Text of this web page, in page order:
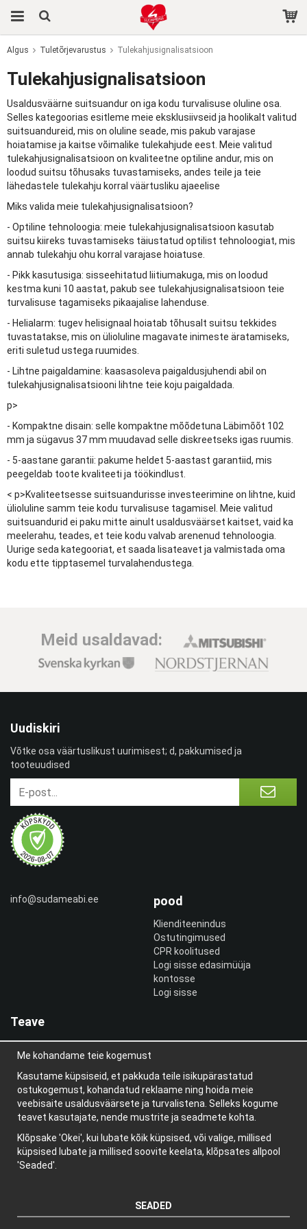
Algus Tuletõrjevarustus Tulekahjusignalisatsioon
Tulekahjusignalisatsioon
Usaldusväärne suitsuandur on iga kodu turvalisuse oluline osa.
Selles kategoorias esitleme meie eksklusiivseid ja hoolikalt valitud
suitsuandureid, mis on oluline seade, mis pakub varajase
hoiatamise ja kaitse võimalike tulekahjude eest. Meie valitud
tulekahjusignalisatsioon on kvaliteetne optiline andur, mis on
loodud suitsu tõhusaks tuvastamiseks, andes teile ja teie
lähedastele tulekahju korral väärtusliku ajaeelise
Miks valida meie tulekahjusignalisatsioon?
- Optiline tehnoloogia: meie tulekahjusignalisatsioon kasutab
suitsu kiireks tuvastamiseks täiustatud optilist tehnoloogiat, mis
annab tulekahju ohu korral varajase hoiatuse.
- Pikk kasutusiga: sisseehitatud liitiumakuga, mis on loodud
kestma kuni 10 aastat, pakub see tulekahjusignalisatsioon teie
turvalisuse tagamiseks pikaajalise lahenduse.
- Helialarm: tugev helisignaal hoiatab tõhusalt suitsu tekkides
tuvastatakse, mis on ülioluline magavate inimeste äratamiseks,
eriti suletud ustega ruumides.
- Lihtne paigaldamine: kaasasoleva paigaldusjuhendi abil on
tulekahjusignalisatsiooni lihtne teie koju paigaldada.
p>
- Kompaktne disain: selle kompaktne mõõdetuna Läbimõõt 102
mm ja sügavus 37 mm muudavad selle diskreetseks igas ruumis.
- 5-aastane garantii: pakume heldet 5-aastast garantiid, mis
peegeldab toote kvaliteeti ja töökindlust.
< p>Kvaliteetsesse suitsuandurisse investeerimine on lihtne, kuid
ülioluline samm teie kodu turvalisuse tagamisel. Meie valitud
suitsuandurid ei paku mitte ainult usaldusväärset kaitset, vaid ka
meelerahu, teades, et teie kodu valvab arenenud tehnoloogia.
Uurige seda kategooriat, et saada lisateavet ja valmistada oma
kodu ette tipptasemel turvalahendustega.
Meid usaldavad:
info@sudameabi.ee pood
Klienditeenindus
Ostutingimused
CPR koolitused
Logi sisse edasimüüja
kontosse
Logi sisse
Teave
Meist
uudiskiri
Teave küpsiste kohta
Blogi
Uudiskiri
Võtke osa väärtuslikust uurimisest; d, pakkumised ja
tooteuudised
Me kohandame teie kogemust
Kasutame küpsiseid, et pakkuda teile isikupärastatud
ostukogemust, kohandatud reklaame ning hoida meie
veebisaite usaldusväärsete ja turvalistena. Selleks kogume
teavet kasutajate, nende mustrite ja seadmete kohta.
Klõpsake 'Okei', kui lubate kõik küpsised, või valige, millised
küpsised lubate ja millised soovite keelata, klõpsates allpool
'Seaded'.
SEADED